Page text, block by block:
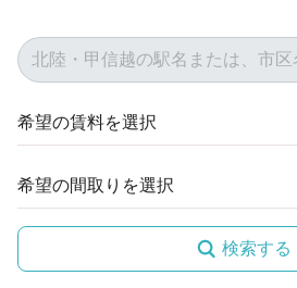
検索する